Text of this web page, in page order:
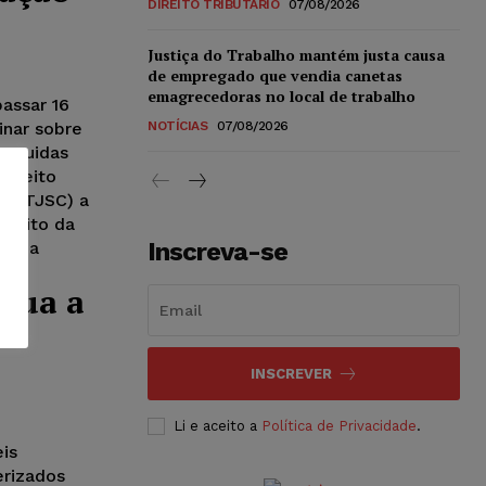
16
sobre
(TJSC) a
da
a
a
DIREITO TRIBUTÁRIO 07/08/2026
Justiça do Trabalho mantém justa causa
de empregado que vendia canetas
emagrecedoras no local de trabalho
NOTÍCIAS 07/08/2026
Inscreva-se
INSCREVER
Li e aceito a Política de Privacidade.